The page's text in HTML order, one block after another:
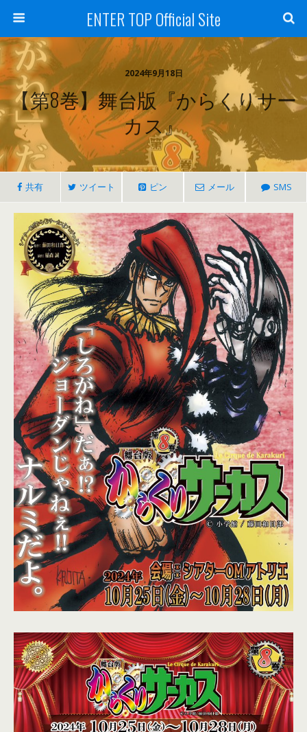
ENTER TOP Official Site
2024年9月18日
【第8巻】舞台版『からくりサー
カス』
共有 ツイート ピン メール SMS